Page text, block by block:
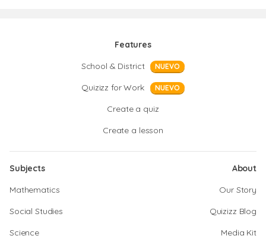
Features
School & District
NUEVO
Quizizz for Work NUEVO
Create a quiz
Create a lesson
Subjects
Mathematics
Social Studies
Science
About
Our Story
Quizizz Blog
Media Kit